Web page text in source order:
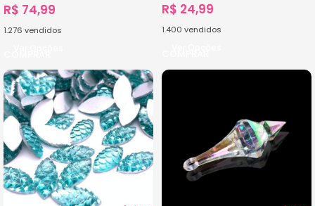
R$ 74,99
1.276 vendidos
R$ 24,99
1.400 vendidos